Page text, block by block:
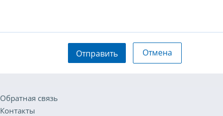
Отправить Отмена
Обратная связь
Контакты